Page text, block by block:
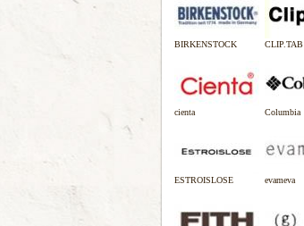
BIRKENSTOCK CLIP.TAB
cienta Columbia
ESTROISLOSE evameva